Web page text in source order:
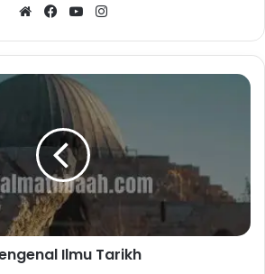
WebsiteFacebookYouTube
Ilmu Tarikh